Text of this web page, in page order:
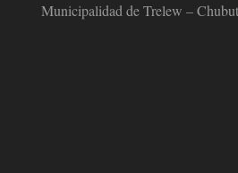
Municipalidad de Trelew –